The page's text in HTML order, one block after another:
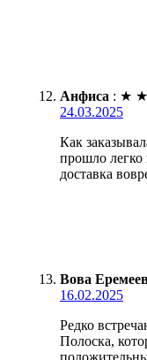
Анфиса : ★ ★
24.03.2025
Как
прошло легко
доставка
Вова
16.02.2025
Редко
Полоска,